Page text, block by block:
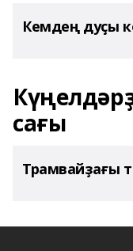
Кемдең дуҫы
сағы
Трамвайҙағы